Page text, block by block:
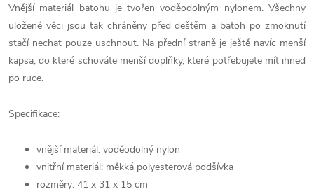
Vnější materiál batohu je tvořen voděodolným nylonem. Všechny
uložené věci jsou tak chráněny před deštěm a batoh po zmoknutí
stačí nechat pouze uschnout. Na přední straně je ještě navíc menší
kapsa, do které schováte menší doplňky, které potřebujete mít ihned
po ruce.
Specifikace:
vnější materiál: voděodolný nylon
vnitřní materiál: měkká polyesterová podšívka
rozměry: 41 x 31 x 15 cm